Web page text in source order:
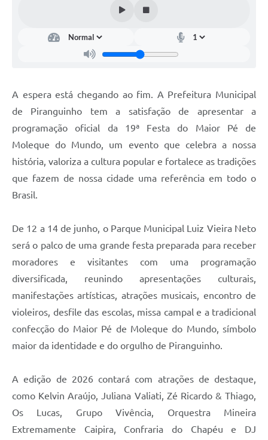
A espera está chegando ao fim. A Prefeitura Municipal
de Piranguinho tem a satisfação de apresentar a
programação oficial da 19ª Festa do Maior Pé de
Moleque do Mundo, um evento que celebra a nossa
história, valoriza a cultura popular e fortalece as tradições
que fazem de nossa cidade uma referência em todo o
Brasil.
De 12 a 14 de junho, o Parque Municipal Luiz Vieira Neto
será o palco de uma grande festa preparada para receber
moradores e visitantes com uma programação
diversificada, reunindo apresentações culturais,
manifestações artísticas, atrações musicais, encontro de
violeiros, desfile das escolas, missa campal e a tradicional
confecção do Maior Pé de Moleque do Mundo, símbolo
maior da identidade e do orgulho de Piranguinho.
A edição de 2026 contará com atrações de destaque,
como Kelvin Araújo, Juliana Valiati, Zé Ricardo & Thiago,
Os Lucas, Grupo Vivência, Orquestra Mineira
Extremamente Caipira, Confraria do Chapéu e DJ